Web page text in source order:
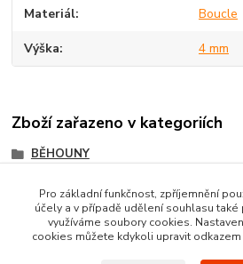
Materiál Boucle
Výška 4 mm
Zboží zařazeno v kategoriích
BĚHOUNY
Boucle běhouny
Pro základní funkčnost, zpříjemnění
účely a v případě udělení souhlasu
využíváme soubory cookies.
cookies můžete kdykoli upravit